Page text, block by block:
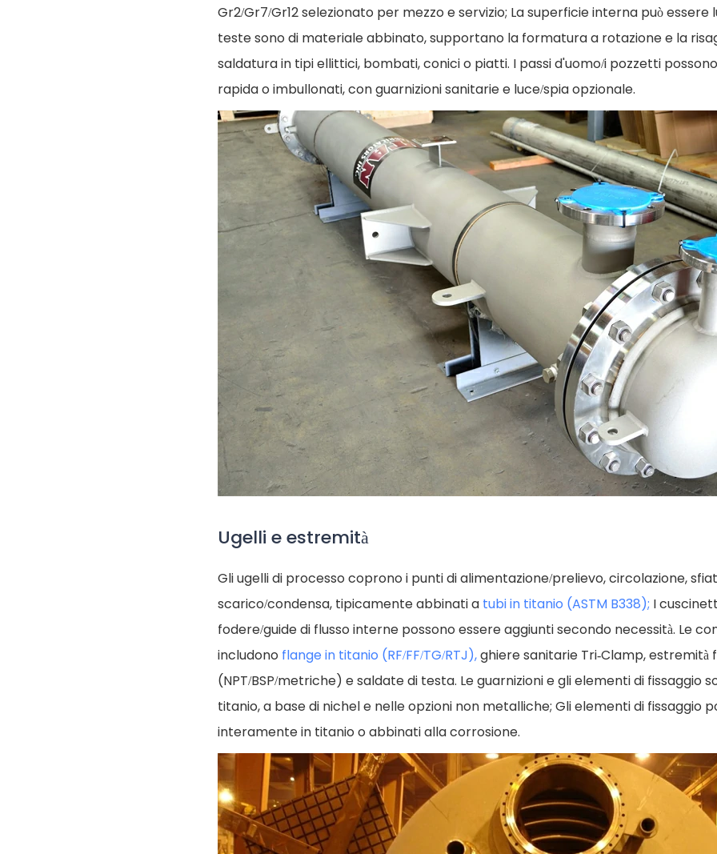
Gr2/Gr7/Gr12 selezionato per mezzo e servizio; La superficie interna può essere
teste sono di materiale abbinato, supportano la formatura a rotazione e la
saldatura in tipi ellittici, bombati, conici o piatti. I passi d'uomo/i pozzetti
rapida o imbullonati, con guarnizioni sanitarie e luce/spia opzionale.
Ugelli e estremità
Gli ugelli di processo coprono i punti di alimentazione/prelievo, circolazione,
scarico/condensa, tipicamente abbinati a tubi in titanio (ASTM B338); I
fodere/guide di flusso interne possono essere aggiunti secondo necessità. Le
includono flange in titanio (RF/FF/TG/RTJ),ghiere sanitarie Tri-Clamp,
(NPT/BSP/metriche) e saldate di testa. Le guarnizioni e gli elementi di fissaggio
titanio, a base di nichel e nelle opzioni non metalliche; Gli elementi di fissaggio
interamente in titanio o abbinati alla corrosione.